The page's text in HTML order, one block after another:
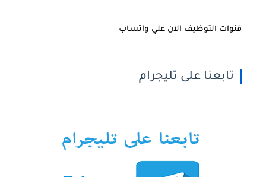
قنوات التوظيف الان علي واتساب
تابعنا على تليجرام